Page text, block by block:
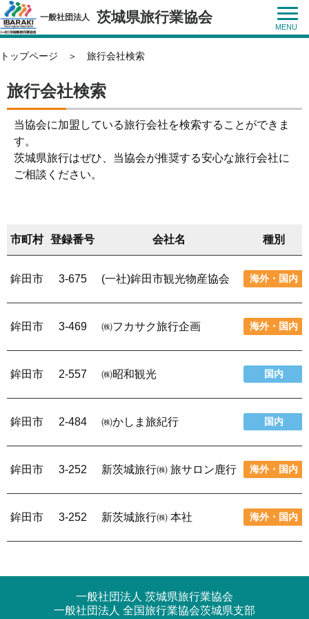
一般社団法人 茨城県旅行業協会
トップページ ＞ 旅行会社検索
旅行会社検索
当協会に加盟している旅行会社を検索することができま
す。
茨城県旅行はぜひ、当協会が推奨する安心な旅行会社に
ご相談ください。
市町村 登録番号 会社名 種別
鉾田市 3-675 (一社)鉾田市観光物産協会 海外・国内
鉾田市 3-469 ㈱フカサク旅行企画 海外・国内
鉾田市 2-557 ㈱昭和観光 国内
鉾田市 2-484 ㈱かしま旅紀行 国内
鉾田市 3-252 新茨城旅行㈱ 旅サロン鹿行 海外・国内
鉾田市 3-252 新茨城旅行㈱ 本社 海外・国内
一般社団法人 茨城県旅行業協会
一般社団法人 全国旅行業協会茨城県支部